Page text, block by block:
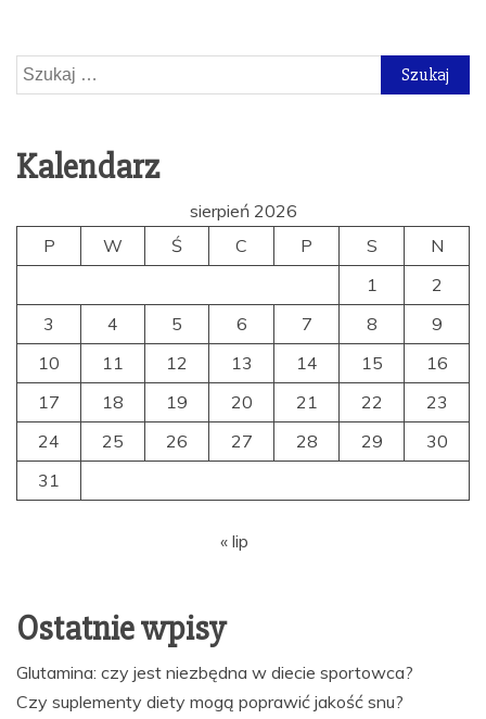
Szukaj:
Kalendarz
sierpień 2026
P
W Ś C P S
N
1
2
3
4 5 6 7 8
9
10
11 12 13 14 15
16
17
18 19 20 21 22
23
24
25 26 27 28 29
30
31
« lip
Ostatnie wpisy
Glutamina: czy jest niezbędna w diecie sportowca?
Czy suplementy diety mogą poprawić jakość snu?